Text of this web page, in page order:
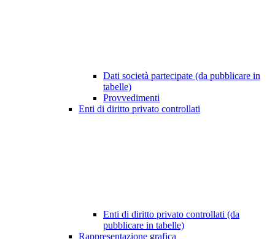
Dati società partecipate (da pubblicare in
tabelle)
Provvedimenti
Enti di diritto privato controllati
Enti di diritto privato controllati (da
pubblicare in tabelle)
Rappresentazione grafica